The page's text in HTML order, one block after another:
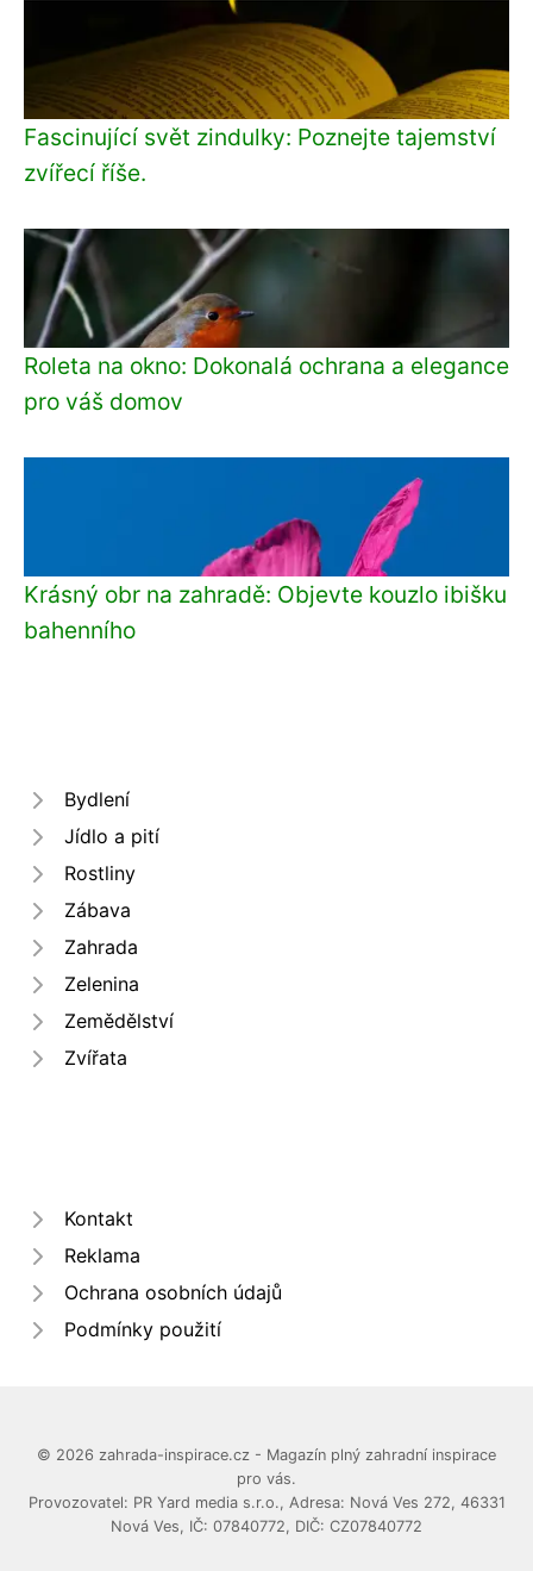
Fascinující svět zindulky: Poznejte tajemství
zvířecí říše.
Roleta na okno: Dokonalá ochrana a elegance
pro váš domov
Krásný obr na zahradě: Objevte kouzlo ibišku
bahenního
Bydlení
Jídlo a pití
Rostliny
Zábava
Zahrada
Zelenina
Zemědělství
Zvířata
Kontakt
Reklama
Ochrana osobních údajů
Podmínky použití
© 2026 zahrada-inspirace.cz - Magazín plný zahradní inspirace
pro vás.
Provozovatel: PR Yard media s.r.o., Adresa: Nová Ves 272, 46331
Nová Ves, IČ: 07840772, DIČ: CZ07840772